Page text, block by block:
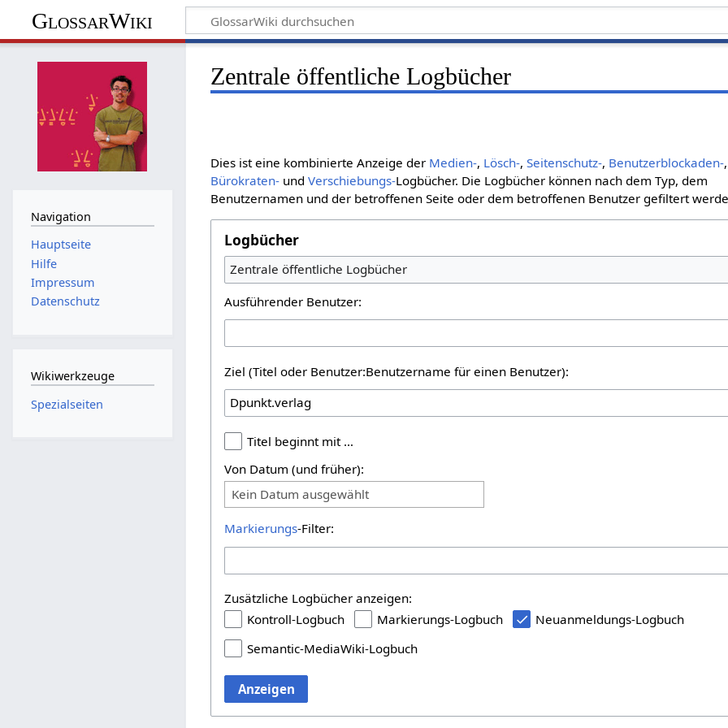
GlossarWiki
Zentrale öffentliche Logbücher
Dies ist eine kombinierte Anzeige der Medien-, Lösch-,Seitenschutz-, Benutzerblockaden-,
Bürokraten- undVerschiebungs-Logbücher. Die Logbücher können nach dem Typ, dem
Benutzernamen und der betroffenen Seite oder dem betroffenen Benutzer gefiltert
Logbücher
Zentrale öffentliche Logbücher
Ausführender Benutzer:
Ziel (Titel oder Benutzer:Benutzername für einen Benutzer):
Titel beginnt mit …
Von Datum (und früher):
Kein Datum ausgewählt
Markierungs-Filter:
Zusätzliche Logbücher anzeigen:
Kontroll-Logbuch
Markierungs-Logbuch
Neuanmeldungs-Logbuch
Semantic-MediaWiki-Logbuch
Anzeigen
Navigation
Hauptseite
Hilfe
Impressum
Datenschutz
Wikiwerkzeuge
Spezialseiten